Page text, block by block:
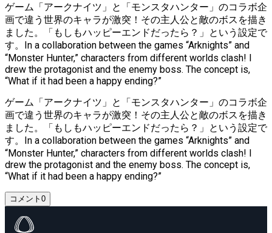
ゲーム「アークナイツ」と「モンスタハンター」のコラボ企
画で違う世界のキャラが激突！その主人公と敵のボスを描き
ました。「もしもハッピーエンドだったら？」という設定で
す。In a collaboration between the games “Arknights” and
“Monster Hunter,” characters from different worlds clash! I
drew the protagonist and the enemy boss. The concept is,
“What if it had been a happy ending?”
ゲーム「アークナイツ」と「モンスタハンター」のコラボ企
画で違う世界のキャラが激突！その主人公と敵のボスを描き
ました。「もしもハッピーエンドだったら？」という設定で
す。In a collaboration between the games “Arknights” and
“Monster Hunter,” characters from different worlds clash! I
drew the protagonist and the enemy boss. The concept is,
“What if it had been a happy ending?”
コメント 0